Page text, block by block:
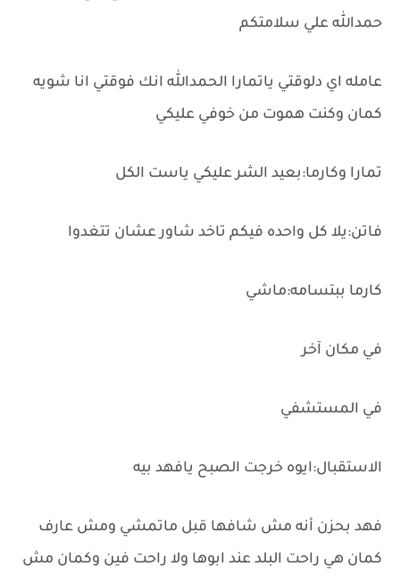
حمدالله علي سلامتكم
عامله اي دلوقتي ياتمارا الحمدالله انك فوقتي انا شويه
كمان وكنت هموت من خوفي عليكي
تمارا وكارما:بعيد الشر عليكي ياست الكل
فاتن:يلا كل واحده فيكم تاخد شاور عشان تتغدوا
كارما ببتسامه:ماشي
في مكان آخر
في المستشفي
الاستقبال:ايوه خرجت الصبح يافهد بيه
فهد بحزن أنه مش شافها قبل ماتمشي ومش عارف
كمان هي راحت البلد عند ابوها ولا راحت فين وكمان مش